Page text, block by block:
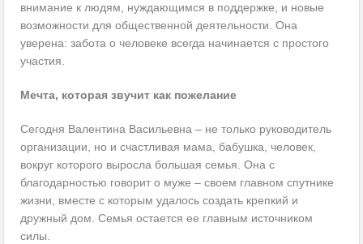
внимание к людям, нуждающимся в поддержке, и новые
возможности для общественной деятельности. Она
уверена: забота о человеке всегда начинается с простого
участия.
Мечта, которая звучит как пожелание
Сегодня Валентина Васильевна – не только руководитель
организации, но и счастливая мама, бабушка, человек,
вокруг которого выросла большая семья. Она с
благодарностью говорит о муже – своем главном спутнике
жизни, вместе с которым удалось создать крепкий и
дружный дом. Семья остается ее главным источником
силы.